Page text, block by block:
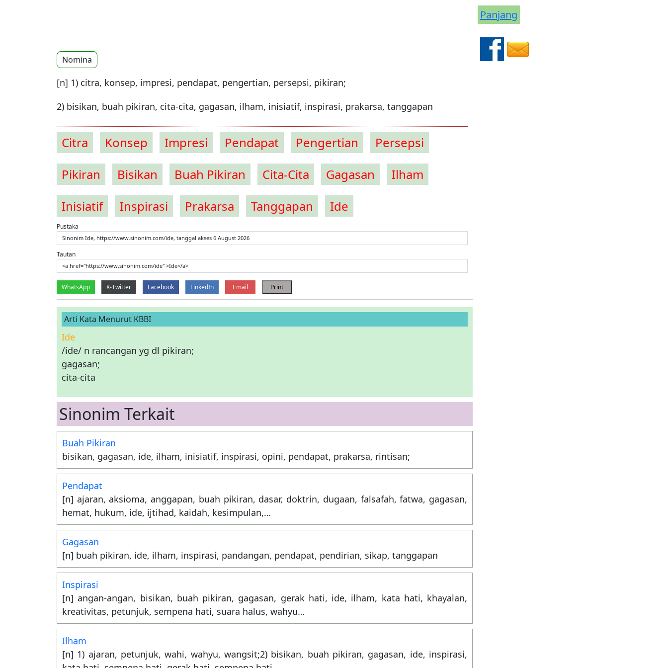
Nomina
[n] 1) citra, konsep, impresi, pendapat, pengertian, persepsi, pikiran;
2) bisikan, buah pikiran, cita-cita, gagasan, ilham, inisiatif, inspirasi, prakarsa, tanggapan
Citra Konsep Impresi Pendapat Pengertian
Persepsi
Pikiran
Bisikan Buah Pikiran Cita-Cita Gagasan
Ilham
Inisiatif
Inspirasi Prakarsa Tanggapan Ide
Pustaka
Sinonim Ide, https://www.sinonim.com/ide, tanggal akses 6 August 2026
Tautan
<a href="https://www.sinonim.com/ide" >Ide</a>
WhatsApp X-Twitter Facebook LinkedIn Email Print
Arti Kata Menurut KBBI
Ide
/ide/ n rancangan yg dl pikiran;
gagasan;
cita-cita
Sinonim Terkait
Buah Pikiran
bisikan, gagasan, ide, ilham, inisiatif, inspirasi, opini, pendapat, prakarsa, rintisan;
Pendapat
[n] ajaran, aksioma, anggapan, buah pikiran, dasar, doktrin, dugaan, falsafah, fatwa, gagasan,
hemat, hukum, ide, ijtihad, kaidah, kesimpulan,…
Gagasan
[n] buah pikiran, ide, ilham, inspirasi, pandangan, pendapat, pendirian, sikap, tanggapan
Inspirasi
[n] angan-angan, bisikan, buah pikiran, gagasan, gerak hati, ide, ilham, kata hati, khayalan,
kreativitas, petunjuk, sempena hati, suara halus, wahyu…
Ilham
[n] 1) ajaran, petunjuk, wahi, wahyu, wangsit;2) bisikan, buah pikiran, gagasan, ide, inspirasi,
Panjang